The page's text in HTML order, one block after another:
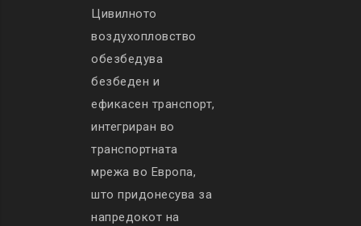
Цивилното
воздухопловство
обезбедува
безбеден и
ефикасен транспорт,
интегриран во
транспортната
мрежа во Европа,
што придонесува за
напредокот на